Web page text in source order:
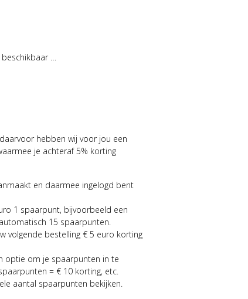
…
hebben wij voor jou een
je achteraf 5% korting
en daarmee ingelogd bent
1 spaarpunt, bijvoorbeeld een
15 spaarpunten.
volgende bestelling € 5 euro korting
optie om je spaarpunten in te
= € 10 korting, etc.
aantal spaarpunten bekijken.